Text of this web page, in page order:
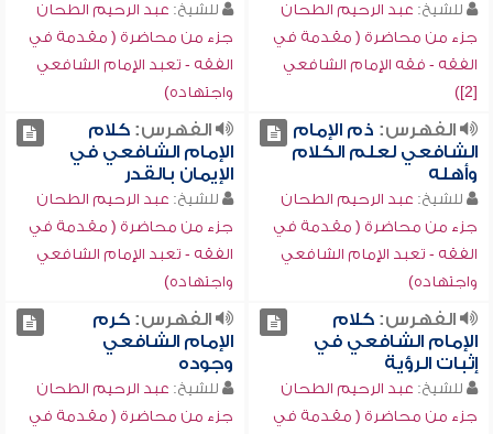
للشيخ: عبد الرحيم الطحان
جزء من محاضرة ( مقدمة في
الفقه - فقه الإمام الشافعي
[2])
للشيخ: عبد الرحيم الطحان
جزء من محاضرة ( مقدمة في
الفقه - تعبد الإمام الشافعي
واجتهاده)
الفهرس: ذم الإمام
الشافعي لعلم الكلام
وأهله
للشيخ: عبد الرحيم الطحان
جزء من محاضرة ( مقدمة في
الفقه - تعبد الإمام الشافعي
واجتهاده)
الفهرس:كلام
الإمام الشافعي في
الإيمان بالقدر
للشيخ: عبد الرحيم الطحان
جزء من محاضرة ( مقدمة في
الفقه - تعبد الإمام الشافعي
واجتهاده)
الفهرس:كلام
الإمام الشافعي في
إثبات الرؤية
للشيخ: عبد الرحيم الطحان
جزء من محاضرة ( مقدمة في
الفهرس:كرم
الإمام الشافعي
وجوده
للشيخ: عبد الرحيم الطحان
جزء من محاضرة ( مقدمة في